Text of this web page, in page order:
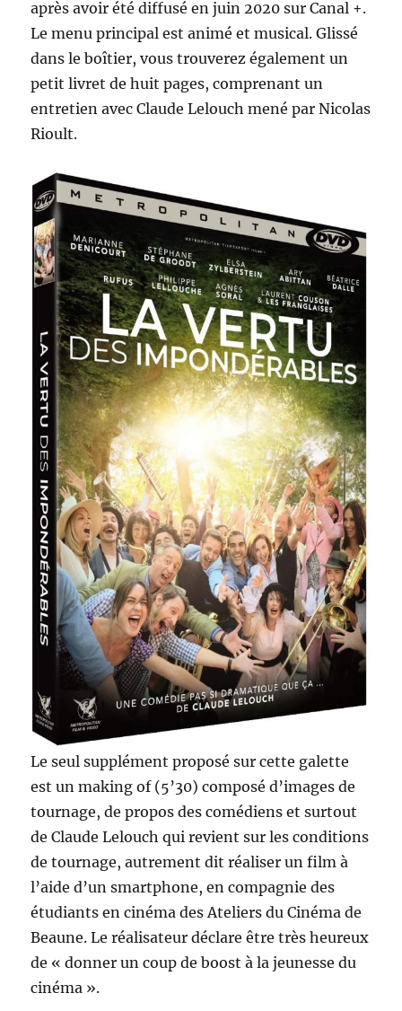
après avoir été diffusé en juin 2020 sur Canal +.
Le menu principal est animé et musical. Glissé
dans le boîtier, vous trouverez également un
petit livret de huit pages, comprenant un
entretien avec Claude Lelouch mené par Nicolas
Rioult.
Le seul supplément proposé sur cette galette
est un making of (5’30) composé d’images de
tournage, de propos des comédiens et surtout
de Claude Lelouch qui revient sur les conditions
de tournage, autrement dit réaliser un film à
l’aide d’un smartphone, en compagnie des
étudiants en cinéma des Ateliers du Cinéma de
Beaune. Le réalisateur déclare être très heureux
de « donner un coup de boost à la jeunesse du
cinéma ».